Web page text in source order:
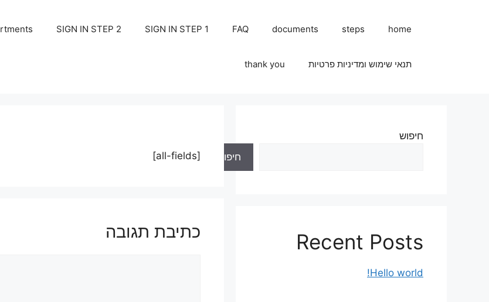
home
steps
documents
FAQ
SIGN IN STEP 1
SIGN IN STEP 2
תנאי שימוש ומדיניות פרטיות thank you
[all-fields]
כתיבת תגובה
חיפוש
חיפוש
Recent Posts
Hello world!